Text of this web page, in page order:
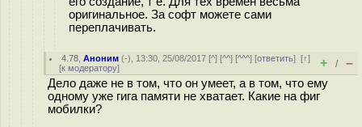
оригинальное. За софт можете сами
переплачивать.
4.78 ,Аноним (-), 13:30, 25/08/2017 [^] [^^] [^^^] [ответить][↑]
[к модератору] + / –
Дело даже не в том, что он умеет, а в том, что ему
одному уже гига памяти не хватает. Какие на фиг
мобилки?